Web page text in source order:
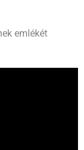
emlékét